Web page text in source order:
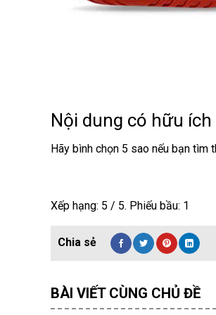
Nội dung có hữu
Hãy bình chọn 5 sao nếu bạn tìm
Xếp hạng: 5 / 5. Phiếu bầu: 1
BÀI VIẾT CÙNG CHỦ ĐỀ